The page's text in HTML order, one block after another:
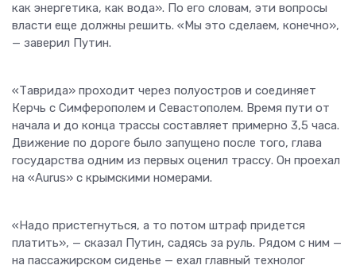
как энергетика, как вода». По его словам, эти вопросы
власти еще должны решить. «Мы это сделаем, конечно»,
— заверил Путин.
«Таврида» проходит через полуостров и соединяет
Керчь с Симферополем и Севастополем. Время пути от
начала и до конца трассы составляет примерно 3,5 часа.
Движение по дороге было запущено после того, глава
государства одним из первых оценил трассу. Он проехал
на «Aurus» с крымскими номерами.
«Надо пристегнуться, а то потом штраф придется
платить», — сказал Путин, садясь за руль. Рядом с ним —
на пассажирском сиденье — ехал главный технолог